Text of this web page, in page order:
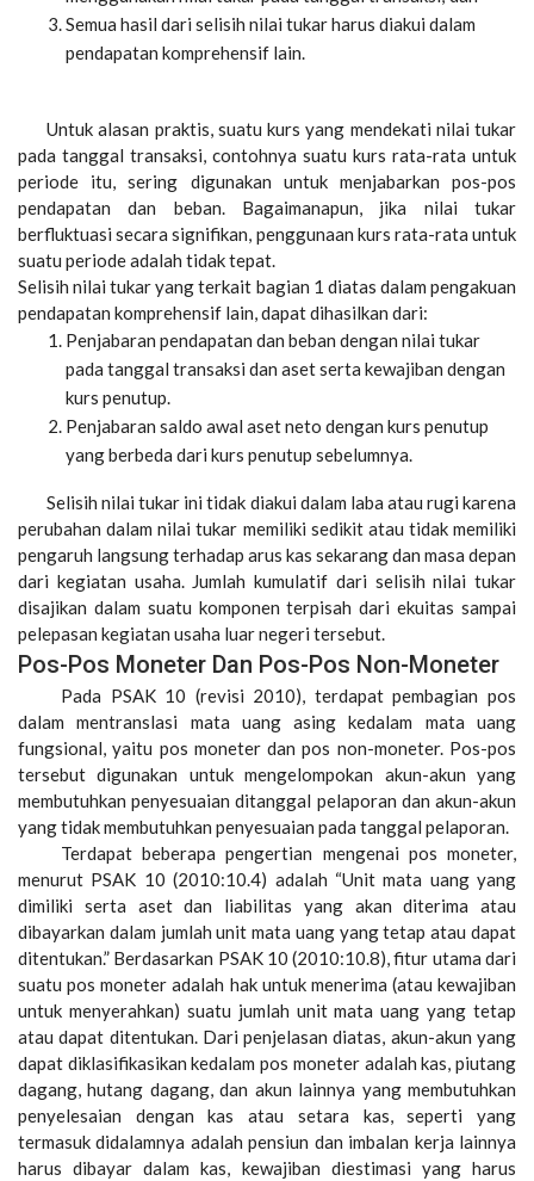
Semua hasil dari selisih nilai tukar harus diakui dalam
pendapatan komprehensif lain.
Untuk alasan praktis, suatu kurs yang mendekati nilai tukar
pada tanggal transaksi, contohnya suatu kurs rata-rata untuk
periode itu, sering digunakan untuk menjabarkan pos-pos
pendapatan dan beban. Bagaimanapun, jika nilai tukar
berfluktuasi secara signifikan, penggunaan kurs rata-rata untuk
suatu periode adalah tidak tepat.
Selisih nilai tukar yang terkait bagian 1 diatas dalam pengakuan
pendapatan komprehensif lain, dapat dihasilkan dari:
Penjabaran pendapatan dan beban dengan nilai tukar
pada tanggal transaksi dan aset serta kewajiban dengan
kurs penutup.
Penjabaran saldo awal aset neto dengan kurs penutup
yang berbeda dari kurs penutup sebelumnya.
Selisih nilai tukar ini tidak diakui dalam laba atau rugi karena
perubahan dalam nilai tukar memiliki sedikit atau tidak memiliki
pengaruh langsung terhadap arus kas sekarang dan masa depan
dari kegiatan usaha. Jumlah kumulatif dari selisih nilai tukar
disajikan dalam suatu komponen terpisah dari ekuitas sampai
pelepasan kegiatan usaha luar negeri tersebut.
Pos-Pos Moneter Dan Pos-Pos Non-Moneter
Pada PSAK 10 (revisi 2010), terdapat pembagian pos
dalam mentranslasi mata uang asing kedalam mata uang
fungsional, yaitu pos moneter dan pos non-moneter. Pos-pos
tersebut digunakan untuk mengelompokan akun-akun yang
membutuhkan penyesuaian ditanggal pelaporan dan akun-akun
yang tidak membutuhkan penyesuaian pada tanggal pelaporan.
Terdapat beberapa pengertian mengenai pos moneter,
menurut PSAK 10 (2010:10.4) adalah “Unit mata uang yang
dimiliki serta aset dan liabilitas yang akan diterima atau
dibayarkan dalam jumlah unit mata uang yang tetap atau dapat
ditentukan.” Berdasarkan PSAK 10 (2010:10.8), fitur utama dari
suatu pos moneter adalah hak untuk menerima (atau kewajiban
untuk menyerahkan) suatu jumlah unit mata uang yang tetap
atau dapat ditentukan. Dari penjelasan diatas, akun-akun yang
dapat diklasifikasikan kedalam pos moneter adalah kas, piutang
dagang, hutang dagang, dan akun lainnya yang membutuhkan
penyelesaian dengan kas atau setara kas, seperti yang
termasuk didalamnya adalah pensiun dan imbalan kerja lainnya
harus dibayar dalam kas, kewajiban diestimasi yang harus